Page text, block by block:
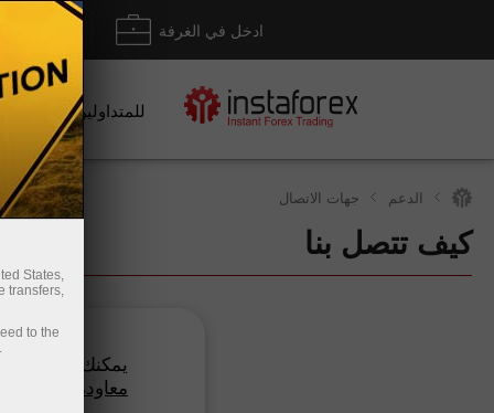
ادخل في الغرفة
للمتداولين
الدعم جهات الاتصال
كيف تتصل بنا
يمكنك استخدام
معاودة الاتصال
States,
transfers,
to the